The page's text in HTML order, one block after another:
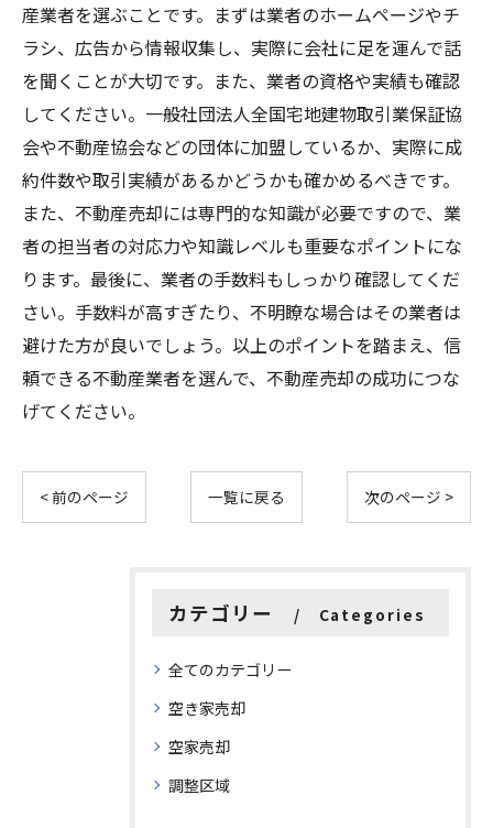
産業者を選ぶことです。まずは業者のホームページやチ
ラシ、広告から情報収集し、実際に会社に足を運んで話
を聞くことが大切です。また、業者の資格や実績も確認
してください。一般社団法人全国宅地建物取引業保証協
会や不動産協会などの団体に加盟しているか、実際に成
約件数や取引実績があるかどうかも確かめるべきです。
また、不動産売却には専門的な知識が必要ですので、業
者の担当者の対応力や知識レベルも重要なポイントにな
ります。最後に、業者の手数料もしっかり確認してくだ
さい。手数料が高すぎたり、不明瞭な場合はその業者は
避けた方が良いでしょう。以上のポイントを踏まえ、信
頼できる不動産業者を選んで、不動産売却の成功につな
げてください。
< 前のページ 一覧に戻る 次のページ >
カテゴリー Categories
全てのカテゴリー
空き家売却
空家売却
調整区域